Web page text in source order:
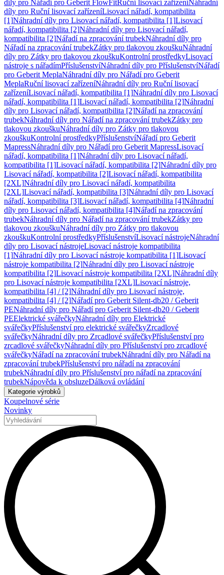
díly pro Nářadí pro Geberit FlowFitRuční lisovací zařízeníNáhradní
díly pro Ruční lisovací zařízeníLisovací nářadí, kompatibilita
[1]Náhradní díly pro Lisovací nářadí, kompatibilita [1]Lisovací
nářadí, kompatibilita [2]Náhradní díly pro Lisovací nářadí,
kompatibilita [2]Nářadí na zpracování trubekNáhradní díly pro
Nářadí na zpracování trubekZátky pro tlakovou zkouškuNáhradní
díly pro Zátky pro tlakovou zkouškuKontrolní prostředkyLisovací
nástroje s nářadímPříslušenstvíNáhradní díly pro PříslušenstvíNářadí
pro Geberit MeplaNáhradní díly pro Nářadí pro Geberit
MeplaRuční lisovací zařízeníNáhradní díly pro Ruční lisovací
zařízeníLisovací nářadí, kompatibilita [1]Náhradní díly pro Lisovací
nářadí, kompatibilita [1]Lisovací nářadí, kompatibilita [2]Náhradní
díly pro Lisovací nářadí, kompatibilita [2]Nářadí na zpracování
trubekNáhradní díly pro Nářadí na zpracování trubekZátky pro
tlakovou zkouškuNáhradní díly pro Zátky pro tlakovou
zkouškuKontrolní prostředkyPříslušenstvíNářadí pro Geberit
MapressNáhradní díly pro Nářadí pro Geberit MapressLisovací
nářadí, kompatibilita [1]Náhradní díly pro Lisovací nářadí,
kompatibilita [1]Lisovací nářadí, kompatibilita [2]Náhradní díly pro
Lisovací nářadí, kompatibilita [2]Lisovací nářadí, kompatibilita
[2XL]Náhradní díly pro Lisovací nářadí, kompatibilita
[2XL]Lisovací nářadí, kompatibilita [3]Náhradní díly pro Lisovací
nářadí, kompatibilita [3]Lisovací nářadí, kompatibilita [4]Náhradní
díly pro Lisovací nářadí, kompatibilita [4]Nářadí na zpracování
trubekNáhradní díly pro Nářadí na zpracování trubekZátky pro
tlakovou zkouškuNáhradní díly pro Zátky pro tlakovou
zkouškuKontrolní prostředkyPříslušenstvíLisovací nástrojeNáhradní
díly pro Lisovací nástrojeLisovací nástroje kompatibilita
[1]Náhradní díly pro Lisovací nástroje kompatibilita [1]Lisovací
nástroje kompatibilita [2]Náhradní díly pro Lisovací nástroje
kompatibilita [2]Lisovací nástroje kompatibilita [2XL]Náhradní díly
pro Lisovací nástroje kompatibilita [2XL]Lisovací nástroje,
kompatibilita [4] / [2]Náhradní díly pro Lisovací nástroje,
kompatibilita [4] / [2]Nářadí pro Geberit Silent-db20 / Geberit
PENáhradní díly pro Nářadí pro Geberit Silent-db20 / Geberit
PEElektrické svářečkyNáhradní díly pro Elektrické
svářečkyPříslušenství pro elektrické svářečkyZrcadlové
svářečkyNáhradní díly pro Zrcadlové svářečkyPříslušenství pro
zrcadlové svářečkyNáhradní díly pro Příslušenství pro zrcadlové
svářečkyNářadí na zpracování trubekNáhradní díly pro Nářadí na
zpracování trubekPříslušenství pro nářadí na zpracování
trubekNáhradní díly pro Příslušenství pro nářadí na zpracování
trubekNápověda k obsluzeDálková ovládání
Kategorie výrobků
Koupelnové série
Novinky